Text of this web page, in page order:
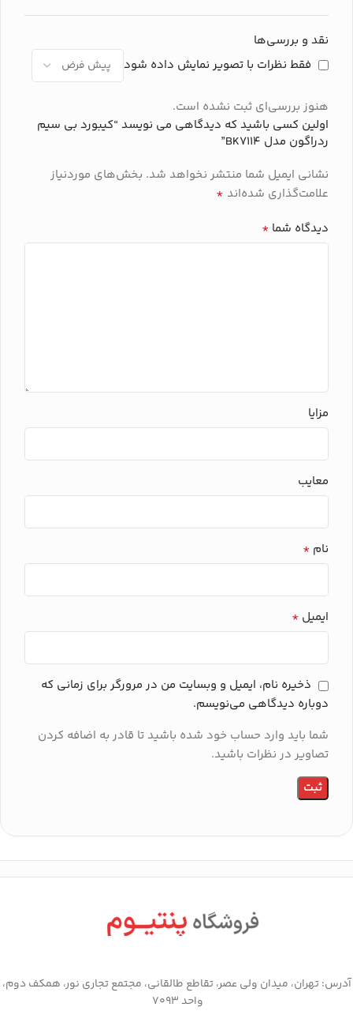
برند رپو
نقد و بررسی‌ها
فقط نظرات با تصویر نمایش داده شود
هنوز بررسی‌ای ثبت نشده است.
اولین کسی باشید که دیدگاهی می نویسد “کیبورد بی سیم
ردراگون مدل BK7114”
نشانی ایمیل شما منتشر نخواهد شد. بخش‌های موردنیاز
علامت‌گذاری شده‌اند *
دیدگاه شما *
مزایا
معایب
نام *
ایمیل *
ذخیره نام، ایمیل و وبسایت من در مرورگر برای زمانی که
دوباره دیدگاهی می‌نویسم.
شما باید وارد حساب خود شده باشید تا قادر به اضافه کردن
تصاویر در نظرات باشید.
آدرس: تهران، میدان ولی عصر، تقاطع طالقانی، مجتمع تجاری نور، همکف دوم،
واحد 7093